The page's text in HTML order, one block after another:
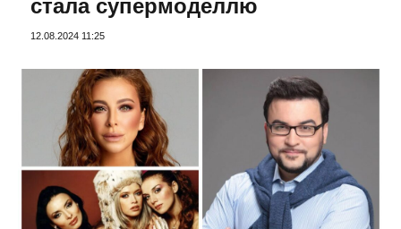
стала супермоделлю
12.08.2024 11:25